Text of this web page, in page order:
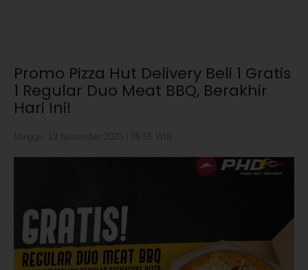
Promo Pizza Hut Delivery Beli 1 Gratis
1 Regular Duo Meat BBQ, Berakhir
Hari Ini!